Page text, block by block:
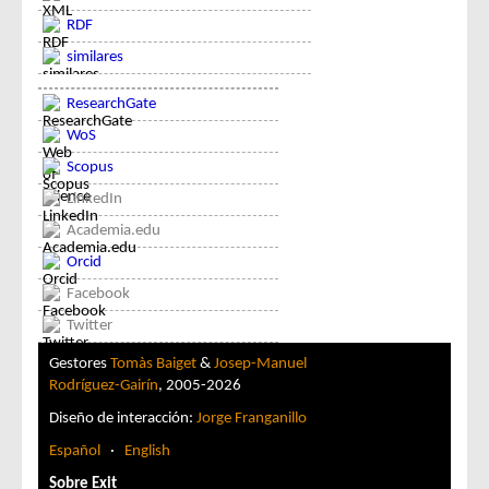
RDF
similares
ResearchGate
WoS
Scopus
LinkedIn
Academia.edu
Orcid
Facebook
Twitter
Gestores Tomàs Baiget & Josep-Manuel
Rodríguez-Gairín, 2005-2026
Diseño de interacción: Jorge Franganillo
Español
·
English
Sobre Exit